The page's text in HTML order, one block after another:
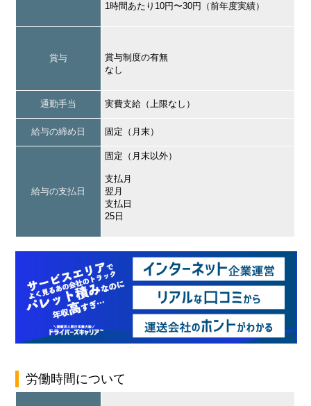
1時間あたり10円〜30円（前年度実績）
賞与
賞与制度の有無
なし
通勤手当 実費支給（上限なし）
給与の締め日 固定（月末）
給与の支払日
固定（月末以外）
支払月
翌月
支払日
25日
労働時間について